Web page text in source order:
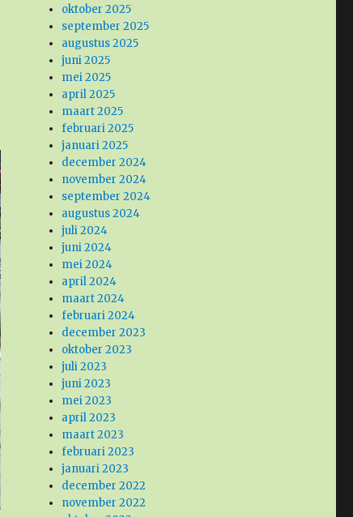
oktober 2025
september 2025
augustus 2025
juni 2025
mei 2025
april 2025
maart 2025
februari 2025
januari 2025
december 2024
november 2024
september 2024
augustus 2024
juli 2024
juni 2024
mei 2024
april 2024
maart 2024
februari 2024
december 2023
oktober 2023
juli 2023
juni 2023
mei 2023
april 2023
maart 2023
februari 2023
januari 2023
december 2022
november 2022